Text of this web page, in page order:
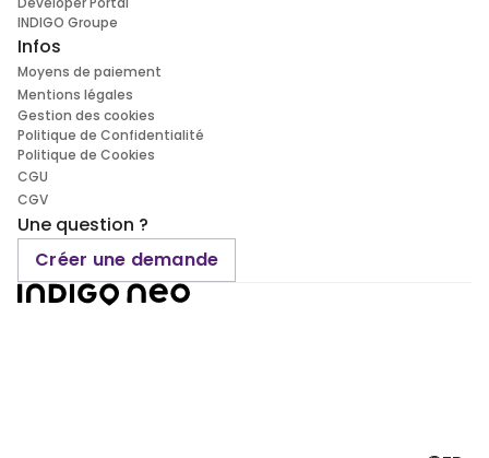
INDIGO Groupe
Infos
Moyens de paiement
Mentions légales
Gestion des cookies
Politique de Confidentialité
Politique de Cookies
CGU
CGV
Une question ?
Créer une demande